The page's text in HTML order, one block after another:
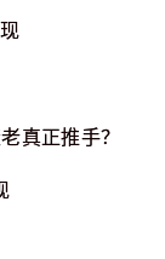
真正推手？